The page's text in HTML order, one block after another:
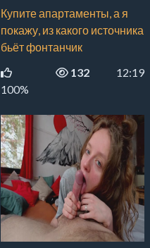
Купите апартаменты, а я
покажу, из какого источника
бьёт фонтанчик
100%
132 12:19